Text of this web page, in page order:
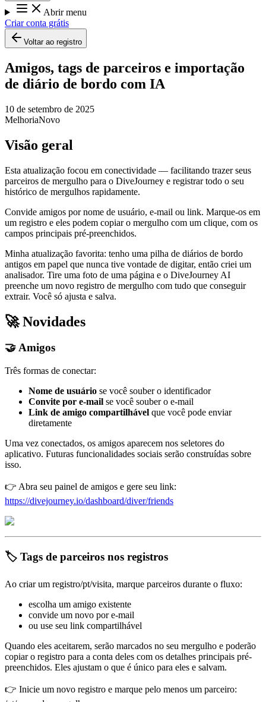
Abrir menu
Criar conta grátis
Voltar ao registro
Amigos, tags de parceiros e importação
de diário de bordo com IA
10 de setembro de 2025
MelhoriaNovo
Visão geral
Esta atualização focou em conectividade — facilitando trazer seus
parceiros de mergulho para o DiveJourney e registrar todo o seu
histórico de mergulhos rapidamente.
Convide amigos por nome de usuário, e-mail ou link. Marque-os em
um registro e eles podem copiar o mergulho com um clique, com os
campos principais pré-preenchidos.
Minha atualização favorita: tenho uma pilha de diários de bordo
antigos em papel que nunca tive vontade de digitar, então criei um
analisador. Tire uma foto de uma página e o DiveJourney AI
preenche um novo registro de mergulho com tudo que conseguir
extrair. Você só ajusta e salva.
🚀 Novidades
🤝 Amigos
Três formas de conectar:
Nome de usuário se você souber o identificador
Convite por e-mail se você souber o e-mail
Link de amigo compartilhável que você pode enviar
diretamente
Uma vez conectados, os amigos aparecem nos seletores do
aplicativo. Futuras funcionalidades sociais serão construídas sobre
isso.
👉 Abra seu painel de amigos e gere seu link:
https://divejourney.io/dashboard/diver/friends
🏷️ Tags de parceiros nos registros
Ao criar um registro/pt/visita, marque parceiros durante o fluxo:
escolha um amigo existente
convide um novo por e-mail
ou use seu link compartilhável
Quando eles aceitarem, serão marcados no seu mergulho e poderão
copiar o registro para a conta deles com os detalhes principais pré-
preenchidos. Eles ajustam o que é único para eles e salvam.
👉 Inicie um novo registro e marque pelo menos um parceiro: